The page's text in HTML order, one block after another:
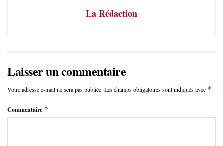
La Rédaction
Laisser un commentaire
Votre adresse e-mail ne sera pas publiée. Les champs obligatoires sont indiqués avec *
Commentaire *